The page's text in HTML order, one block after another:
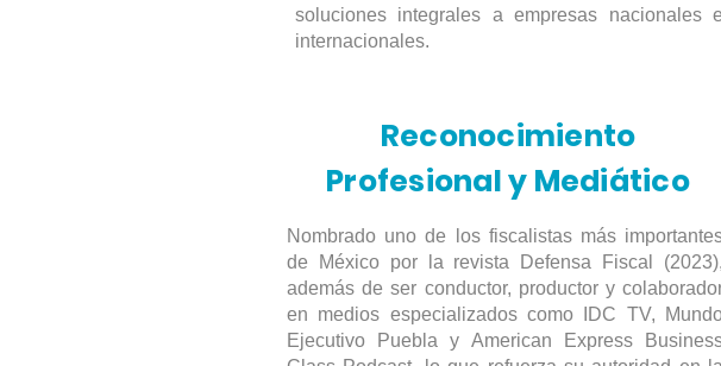
soluciones integrales a empresas nacionales e
internacionales.
Reconocimiento
Profesional y Mediático
Nombrado uno de los fiscalistas más
de México por la revista Defensa Fiscal (2023),
además de ser conductor, productor y
en medios especializados como IDC TV,
Ejecutivo Puebla y American Express